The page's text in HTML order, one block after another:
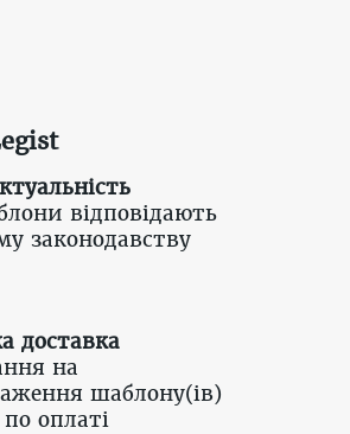
відповідають
законодавству
доставка
на
шаблону(ів)
оплаті